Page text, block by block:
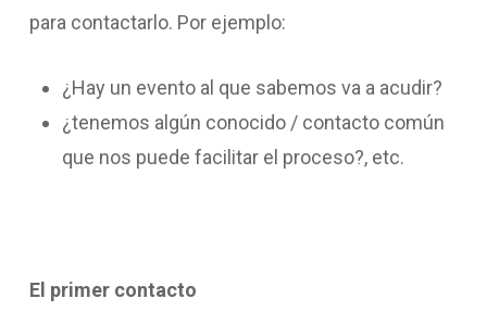
para contactarlo. Por ejemplo:
¿Hay un evento al que sabemos va a acudir?
¿tenemos algún conocido / contacto común
que nos puede facilitar el proceso?, etc.
El primer contacto